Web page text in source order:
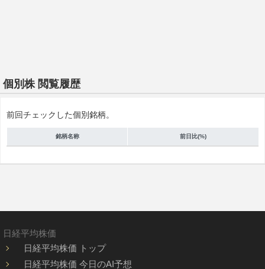
個別株 閲覧履歴
前回チェックした個別銘柄。
銘柄名称 前日比(%)
日経平均株価
日経平均株価 トップ
日経平均株価 今日のAI予想